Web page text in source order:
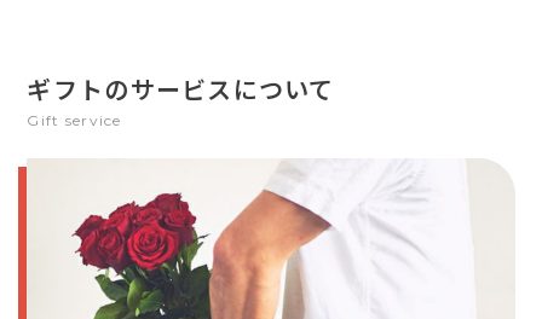
ギフトのサービスについて
Gift service